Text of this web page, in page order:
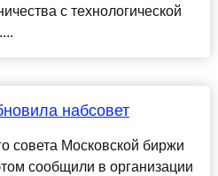
с технологической
набсовет
совета Московской биржи
сообщили в организации